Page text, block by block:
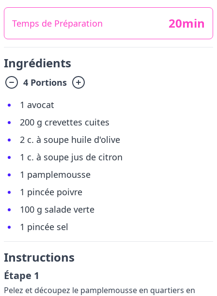
Temps de Préparation 20min
Ingrédients
4 Portions
1 avocat
200 g crevettes cuites
2 c. à soupe huile d'olive
1 c. à soupe jus de citron
1 pamplemousse
1 pincée poivre
100 g salade verte
1 pincée sel
Instructions
Étape 1
Pelez et découpez le pamplemousse en quartiers en